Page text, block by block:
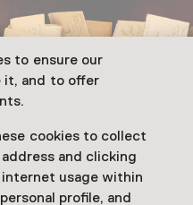
to ensure our
it, and to offer
cookies to collect
and clicking
usage within
profile, and